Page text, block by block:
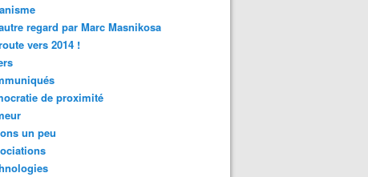
regard par Marc Masnikosa
vers 2014 !
de proximité
un peu